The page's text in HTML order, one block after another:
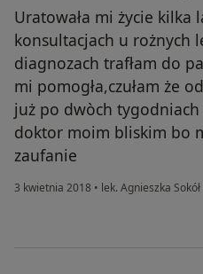
Uratowała mi życie kilka
konsultacjach u rożnych
diagnozach trafłam do
mi pomogła,czułam że
już po dwòch
doktor moim bliskim bo
zaufanie
3 kwietnia 2018 • lek. Agnieszka Sokół